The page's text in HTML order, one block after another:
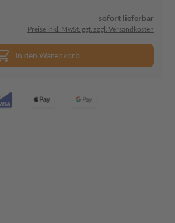
sofort lieferbar
Preise inkl. MwSt. ggf. zzgl. Versandkosten
In den Warenkorb